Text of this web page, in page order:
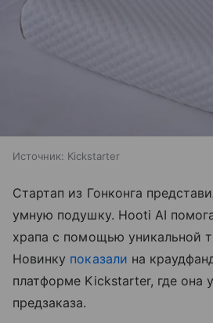
Источник: Kickstarter
Стартап из Гонконга
умную подушку. Hooti AI
храпа с помощью уникальной
Новинку показали на
платформе Kickstarter, где она
предзаказа.